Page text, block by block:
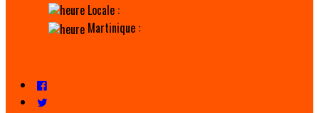
Locale :
Martinique :